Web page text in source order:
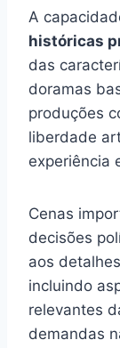
A
históricas
das
doramas
produções
liberdade
experiência
Cenas
decisões
aos
incluindo
relevantes
demandas